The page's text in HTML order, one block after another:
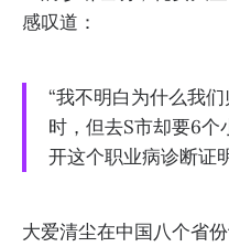
感叹道：
“我不明白为什么我
时，但去S市却要6个
开这个职业病诊断证
大爱清尘在中国八个省